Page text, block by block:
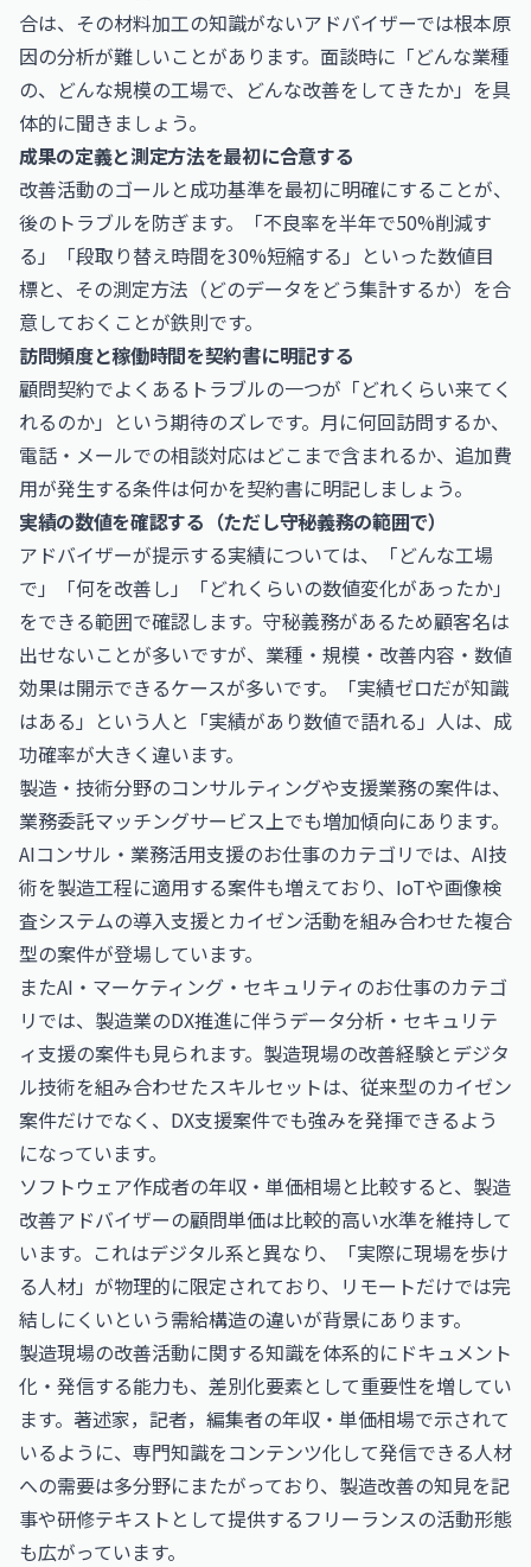
合は、その材料加工の知識がないアドバイザーでは根本原
因の分析が難しいことがあります。面談時に「どんな業種
の、どんな規模の工場で、どんな改善をしてきたか」を具
体的に聞きましょう。
成果の定義と測定方法を最初に合意する
改善活動のゴールと成功基準を最初に明確にすることが、
後のトラブルを防ぎます。「不良率を半年で50%削減す
る」「段取り替え時間を30%短縮する」といった数値目
標と、その測定方法（どのデータをどう集計するか）を合
意しておくことが鉄則です。
訪問頻度と稼働時間を契約書に明記する
顧問契約でよくあるトラブルの一つが「どれくらい来てく
れるのか」という期待のズレです。月に何回訪問するか、
電話・メールでの相談対応はどこまで含まれるか、追加費
用が発生する条件は何かを契約書に明記しましょう。
実績の数値を確認する（ただし守秘義務の範囲で）
アドバイザーが提示する実績については、「どんな工場
で」「何を改善し」「どれくらいの数値変化があったか」
をできる範囲で確認します。守秘義務があるため顧客名は
出せないことが多いですが、業種・規模・改善内容・数値
効果は開示できるケースが多いです。「実績ゼロだが知識
はある」という人と「実績があり数値で語れる」人は、成
功確率が大きく違います。
製造・技術分野のコンサルティングや支援業務の案件は、
業務委託マッチングサービス上でも増加傾向にあります。
AIコンサル・業務活用支援のお仕事のカテゴリでは、AI技
術を製造工程に適用する案件も増えており、IoTや画像検
査システムの導入支援とカイゼン活動を組み合わせた複合
型の案件が登場しています。
またAI・マーケティング・セキュリティのお仕事のカテゴ
リでは、製造業のDX推進に伴うデータ分析・セキュリテ
ィ支援の案件も見られます。製造現場の改善経験とデジタ
ル技術を組み合わせたスキルセットは、従来型のカイゼン
案件だけでなく、DX支援案件でも強みを発揮できるよう
になっています。
ソフトウェア作成者の年収・単価相場と比較すると、製造
改善アドバイザーの顧問単価は比較的高い水準を維持して
います。これはデジタル系と異なり、「実際に現場を歩け
る人材」が物理的に限定されており、リモートだけでは完
結しにくいという需給構造の違いが背景にあります。
製造現場の改善活動に関する知識を体系的にドキュメント
化・発信する能力も、差別化要素として重要性を増してい
ます。 著述家，記者，編集者の年収・単価相場で示されて
いるように、専門知識をコンテンツ化して発信できる人材
への需要は多分野にまたがっており、製造改善の知見を記
事や研修テキストとして提供するフリーランスの活動形態
も広がっています。